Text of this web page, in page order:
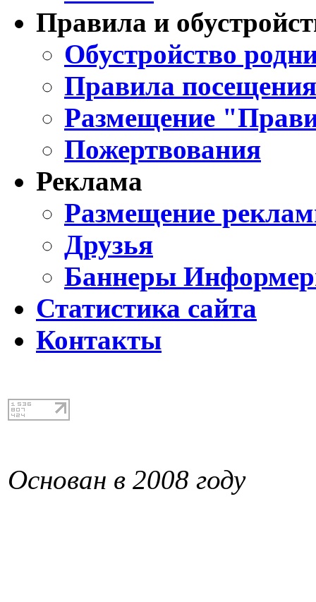
Правила и
Обустройство
Правила
Размещение
Пожертвования
Реклама
Размещение
Друзья
Баннеры
Статистика сайта
Контакты
Основан в 2008 году